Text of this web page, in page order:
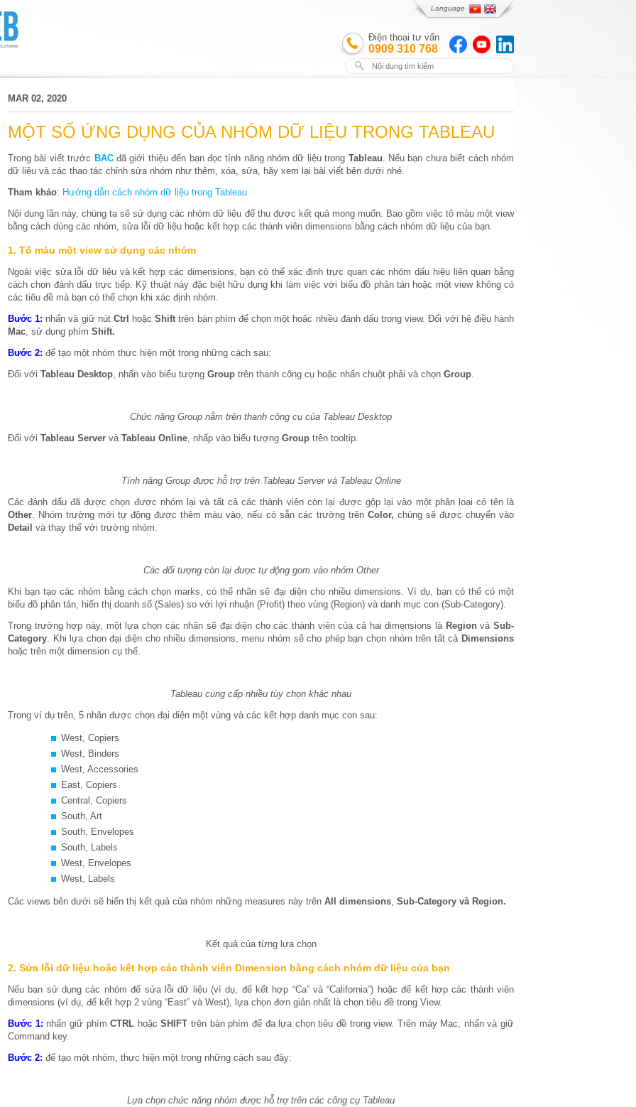
Language
Điện thoại tư vấn
0909 310 768
MAR 02, 2020
MỘT SỐ ỨNG DỤNG CỦA NHÓM DỮ LIỆU TRONG TABLEAU
Trong bài viết trước BACđã giới thiệu đến bạn đọc tính năng nhóm dữ liệu trong Tableau. Nếu bạn chưa biết cách nhóm
dữ liệu và các thao tác chỉnh sửa nhóm như thêm, xóa, sửa, hãy xem lại bài viết bên dưới nhé.
Tham khảo: Hướng dẫn cách nhóm dữ liệu trong Tableau
Nội dung lần này, chúng ta sẽ sử dụng các nhóm dữ liệu để thu được kết quả mong muốn. Bao gồm việc tô màu một view
bằng cách dùng các nhóm, sửa lỗi dữ liệu hoặc kết hợp các thành viên dimensions bằng cách nhóm dữ liệu của bạn.
1. Tô màu một view sử dụng các nhóm
Ngoài việc sửa lỗi dữ liệu và kết hợp các dimensions, bạn có thể xác định trực quan các nhóm dấu hiệu liên quan bằng
cách chọn đánh dấu trực tiếp. Kỹ thuật này đặc biệt hữu dụng khi làm việc với biểu đồ phân tán hoặc một view không có
các tiêu đề mà bạn có thể chọn khi xác định nhóm.
Bước 1: nhấn và giữ nútCtrl hoặcShift trên bàn phím để chọn một hoặc nhiều đánh dấu trong view. Đối với hệ điều hành
Mac, sử dụng phím Shift.
Bước 2: để tạo một nhóm thực hiện một trong những cách sau:
Đối với Tableau Desktop, nhấn vào biểu tượng Group trên thanh công cụ hoặc nhấn chuột phải và chọn Group.
Chức năng Group nằm trên thanh công cụ của Tableau Desktop
Đối với Tableau Server và Tableau Online, nhấp vào biểu tượng Group trên tooltip.
Tính năng Group được hỗ trợ trên Tableau Server và Tableau Online
Các đánh dấu đã được chọn được nhóm lại và tất cả các thành viên còn lại được gộp lại vào một phân loại có tên là
Other. Nhóm trường mới tự động được thêm màu vào, nếu có sẵn các trường trên Color, chúng sẽ được chuyển vào
Detail và thay thế với trường nhóm.
Các đối tượng còn lại được tự động gom vào nhóm Other
Khi bạn tạo các nhóm bằng cách chọn marks, có thể nhãn sẽ đại diện cho nhiều dimensions. Ví dụ, bạn có thể có một
biểu đồ phân tán, hiển thị doanh số (Sales) so với lợi nhuận (Profit) theo vùng (Region) và danh mục con (Sub-Category).
Trong trường hợp này, một lựa chọn các nhãn sẽ đại diện cho các thành viên của cả hai dimensions là RegionvàSub-
Category. Khi lựa chọn đại diện cho nhiều dimensions, menu nhóm sẽ cho phép bạn chọn nhóm trên tất cả Dimensions
hoặc trên một dimension cụ thể.
Tableau cung cấp nhiều tùy chọn khác nhau
Trong ví dụ trên, 5 nhãn được chọn đại diện một vùng và các kết hợp danh mục con sau:
West, Copiers
West, Binders
West, Accessories
East, Copiers
Central, Copiers
South, Art
South, Envelopes
South, Labels
West, Envelopes
West, Labels
Các views bên dưới sẽ hiển thị kết quả của nhóm những measures này trên All dimensions, Sub-Category và Region.
Kết quả của từng lựa chọn
2. Sửa lỗi dữ liệu hoặc kết hợp các thành viên Dimension bằng cách nhóm dữ liệu của bạn
Nếu bạn sử dụng các nhóm để sửa lỗi dữ liệu (ví dụ, để kết hợp “Ca” và “California”) hoặc để kết hợp các thành viên
dimensions (ví dụ, để kết hợp 2 vùng “East” và West), lựa chọn đơn giản nhất là chọn tiêu đề trong View.
Bước 1: nhấn giữ phímCTRL hoặcSHIFT trên bàn phím để đa lựa chọn tiêu đề trong view. Trên máy Mac, nhấn và giữ
Command key.
Bước 2: để tạo một nhóm, thực hiện một trong những cách sau đây:
Lựa chọn chức năng nhóm được hỗ trợ trên các công cụ Tableau